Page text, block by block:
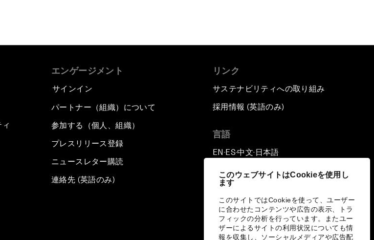
このウェブサイトはCookieを使用し
ます
このサイトではCookieを使って、ユーザー
に合わせたコンテンツや広告の表示、トラ
フィックの分析を行っています。またユー
ザーによるサイトの利用状況についても情
報を収集し、ソーシャルメディアや広告配
エンゲージメント
サインイン
パートナー（組織）について
参加する（個人、組織）
プレスリリース登録
ニュースレター購読
連絡先 (英語のみ)
リンク
サステナビリティへの取り組み
採用情報 (英語のみ)
言語
EN ▪ ES▪中文▪ 日本語